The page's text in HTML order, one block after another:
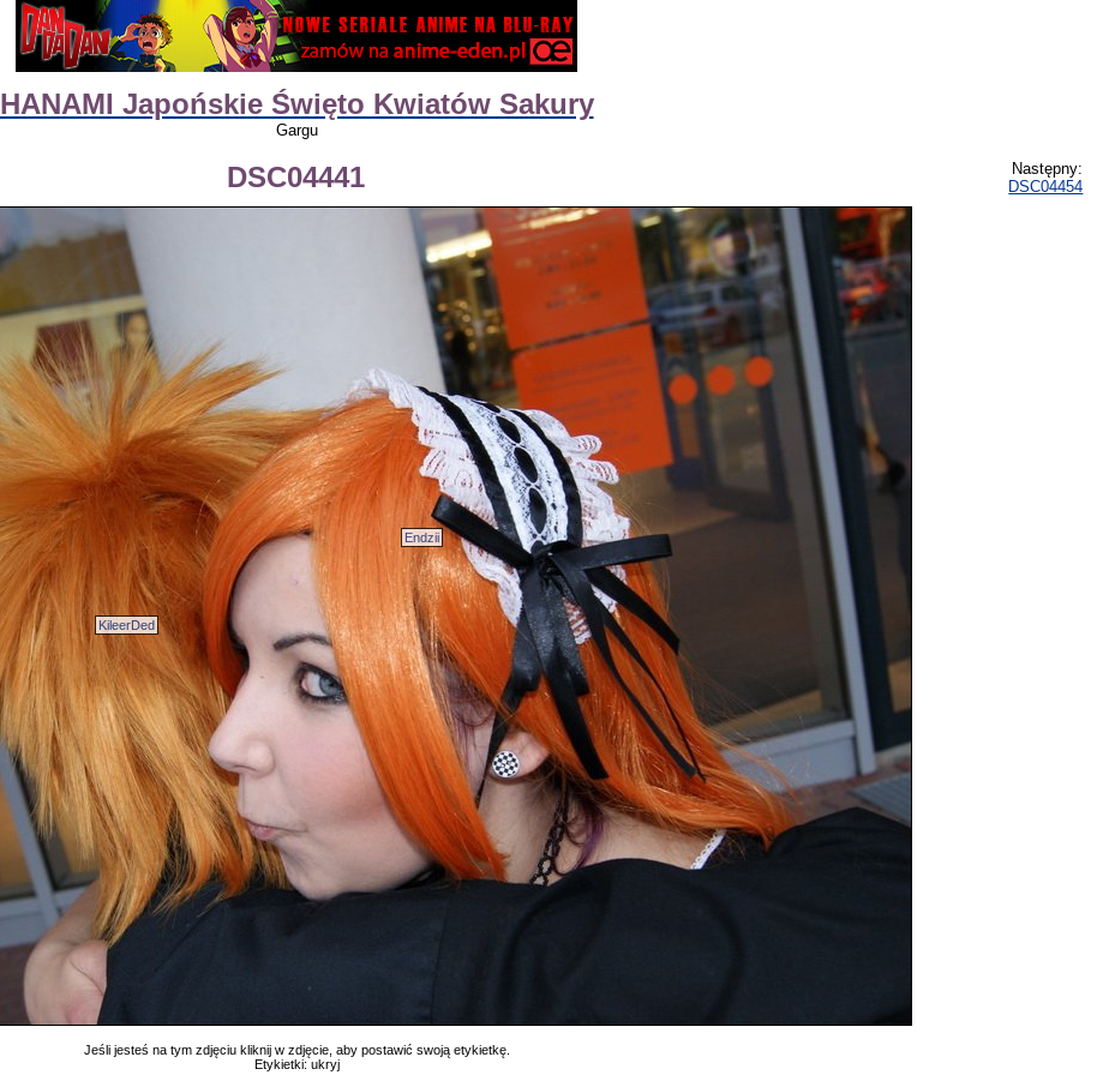
HANAMI Japońskie Święto Kwiatów Sakury
Gargu
DSC04441
Następny:
DSC04454
Endzii
KileerDed
Jeśli jesteś na tym zdjęciu kliknij w zdjęcie, aby postawić swoją etykietkę.
Etykietki: ukryj